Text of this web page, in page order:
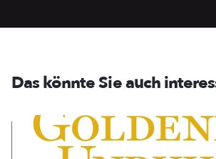
Das könnte Sie auch